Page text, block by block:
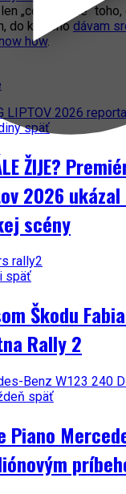
„copy paste“
do ktorého dávam
how.
späť
ŽIJE?
2026
scény
späť
Škodu
Rally 2
späť
Piano